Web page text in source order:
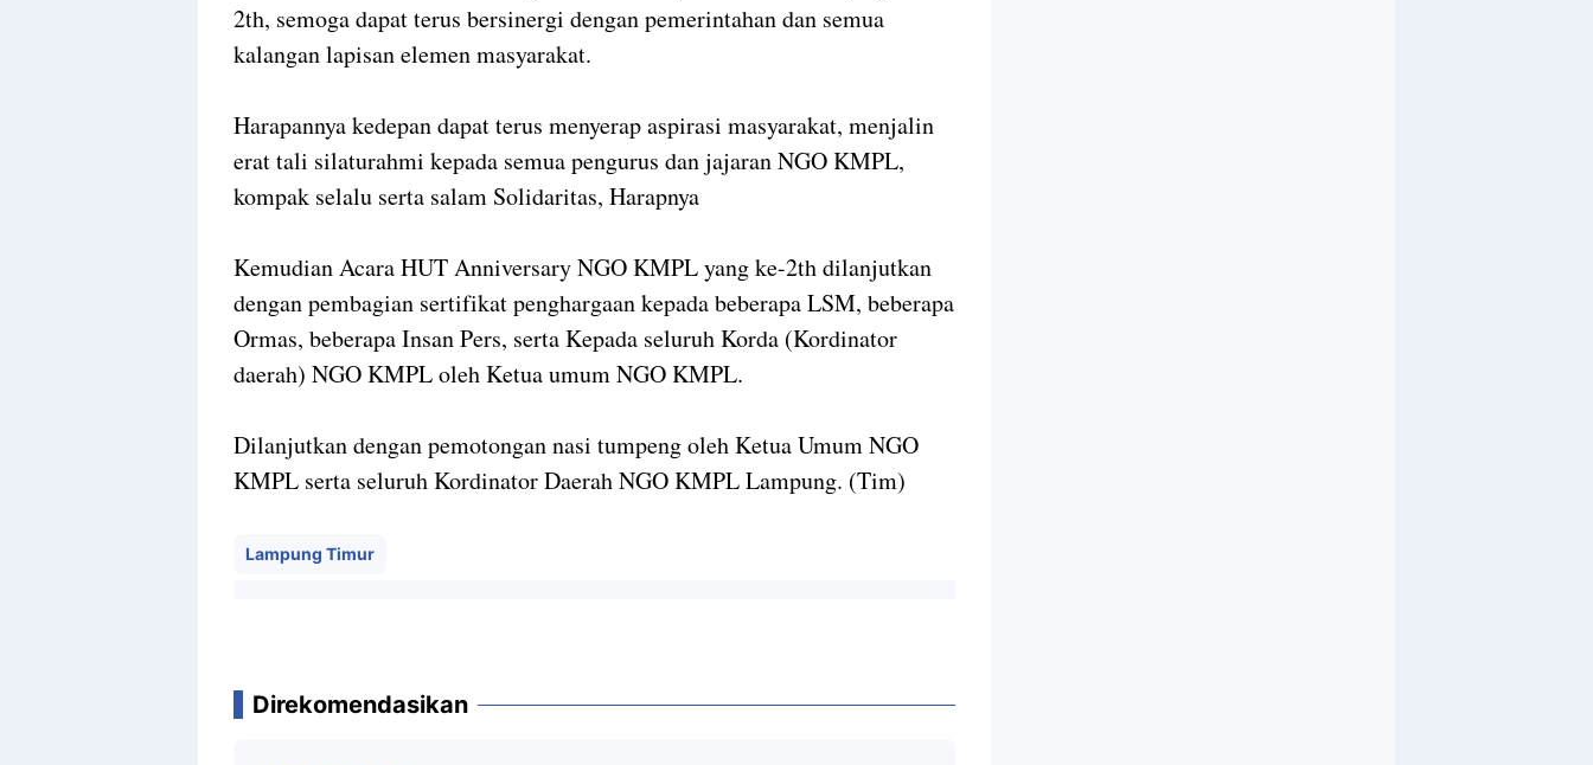
2th, semoga dapat terus bersinergi dengan pemerintahan dan semua
kalangan lapisan elemen masyarakat.
Harapannya kedepan dapat terus menyerap aspirasi masyarakat, menjalin
erat tali silaturahmi kepada semua pengurus dan jajaran NGO KMPL,
kompak selalu serta salam Solidaritas, Harapnya
Kemudian Acara HUT Anniversary NGO KMPL yang ke-2th dilanjutkan
dengan pembagian sertifikat penghargaan kepada beberapa LSM, beberapa
Ormas, beberapa Insan Pers, serta Kepada seluruh Korda (Kordinator
daerah) NGO KMPL oleh Ketua umum NGO KMPL.
Dilanjutkan dengan pemotongan nasi tumpeng oleh Ketua Umum NGO
KMPL serta seluruh Kordinator Daerah NGO KMPL Lampung. (Tim)
Lampung Timur
Direkomendasikan